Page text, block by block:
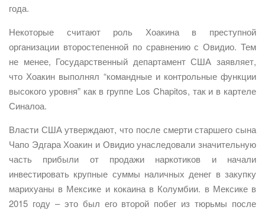
года.
Некоторые считают роль Хоакина в преступной
организации второстепенной по сравнению с Овидио. Тем
не менее, Государственный департамент США заявляет,
что Хоакин выполнял “командные и контрольные функции
высокого уровня” как в группе Los Chapitos, так и в картеле
Синалоа.
Власти США утверждают, что после смерти старшего сына
Чапо Эдгара Хоакин и Овидио унаследовали значительную
часть прибыли от продажи наркотиков и начали
инвестировать крупные суммы наличных денег в закупку
марихуаны в Мексике и кокаина в Колумбии. в Мексике в
2015 году – это был его второй побег из тюрьмы после